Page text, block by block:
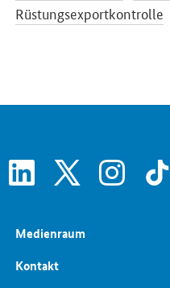
Rüstungsexportkontrolle
linkedin instagram
Medienraum
Kontakt